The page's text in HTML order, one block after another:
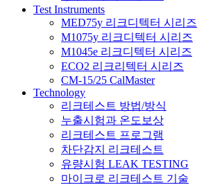
Test Instruments
MED75y 리크디텍터 시리즈
M1075y 리크디텍터 시리즈
M1045e 리크디텍터 시리즈
ECO2 리크리텍터 시리즈
CM-15/25 CalMaster
Technology
리크테스트 방법/방식
누출시험과 온도보상
리크테스트 프로그램
차단감지 리크테스트
유량시험 LEAK TESTING
마이크로 리크테스트 기술